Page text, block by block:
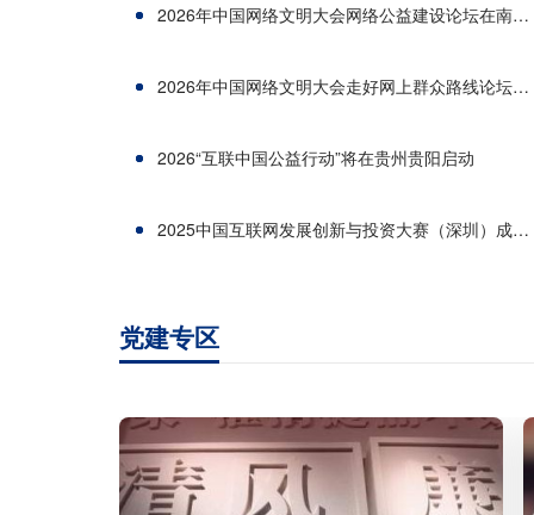
2026年中国网络文明大会网络公益建设论坛在南宁举行
2026年中国网络文明大会走好网上群众路线论坛在南宁举行
2026“互联中国公益行动”将在贵州贵阳启动
2025中国互联网发展创新与投资大赛（深圳）成果揭晓
党建专区